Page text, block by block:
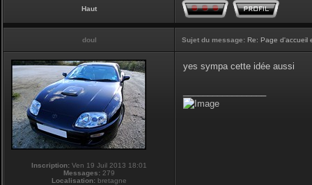
Haut
doul Sujet du message: Re: Page d'accueil
Inscription: Ven 19 Juil 2013 18:01
Messages: 279
Localisation: bretagne
yes sympa cette idée aussi